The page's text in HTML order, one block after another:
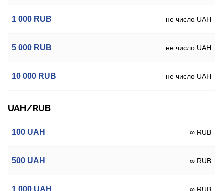
1 000 RUB не число UAH
5 000 RUB не число UAH
10 000 RUB не число UAH
UAH/RUB
100 UAH ∞ RUB
500 UAH ∞ RUB
1 000 UAH ∞ RUB